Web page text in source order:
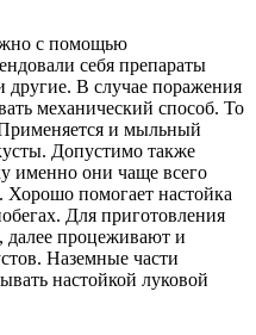
с помощью
себя препараты
В случае поражения
механический способ. То
и мыльный
Допустимо также
именно они чаще всего
Хорошо помогает настойка
Для приготовления
далее процеживают и
Наземные части
настойкой луковой